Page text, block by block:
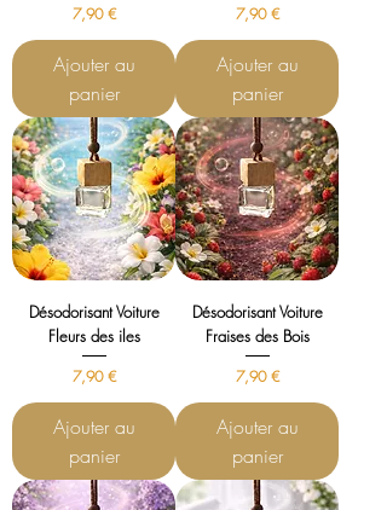
Prix
7,90 €
Ajouter au
panier
Prix
7,90 €
Ajouter au
panier
Désodorisant Voiture
Fleurs des iles
Prix
7,90 €
Ajouter au
panier
Désodorisant Voiture
Fraises des Bois
Prix
7,90 €
Ajouter au
panier